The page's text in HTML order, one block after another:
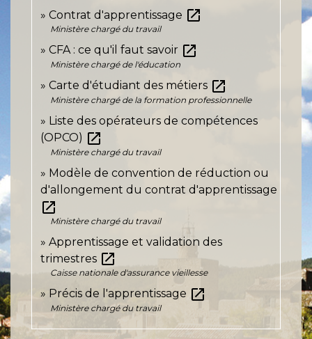
Contrat d'apprentissage open_in_new
Ministère chargé du travail
CFA : ce qu'il faut savoir open_in_new
Ministère chargé de l'éducation
Carte d'étudiant des métiers open_in_new
Ministère chargé de la formation professionnelle
Liste des opérateurs de compétences
(OPCO) open_in_new
Ministère chargé du travail
Modèle de convention de réduction ou
d'allongement du contrat d'apprentissage
open_in_new
Ministère chargé du travail
Apprentissage et validation des
trimestres open_in_new
Caisse nationale d'assurance vieillesse
Précis de l'apprentissage open_in_new
Ministère chargé du travail